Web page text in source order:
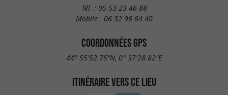
Tél. : 05 53 23 46 88
Mobile : 06 32 96 64 40
COORDONNÉES GPS
44° 55'52.75"N, 0° 37'28.82"E
ITINÉRAIRE VERS CE LIEU